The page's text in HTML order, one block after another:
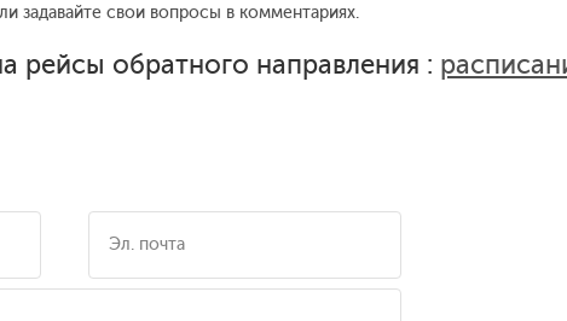
задавайте свои вопросы в комментариях.
рейсы обратного направления :